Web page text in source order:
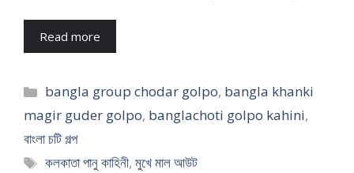
Read more
Categories
bangla group chodar golpo, bangla khanki
magir guder golpo, banglachoti golpo kahini,
বাংলা চটি গল্প
Tags
কলকাতা পানু কাহিনী,মুখে মাল আউট